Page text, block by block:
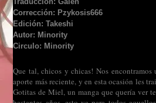
Corrección: Pzykosis666
Edición: Takeshi
Autor: Minority
Circulo: Minority
Que tal, chicos y chicas! Nos encontramos
aporte más reciente, y en esta ocasión les
Gotitas de Miel, un manga que quería ver